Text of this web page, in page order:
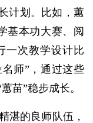
计划。比如，蕙
基本功大赛、阅
一次教学设计比
师”，通过这些
苗”稳步成长。
湛的良师队伍，